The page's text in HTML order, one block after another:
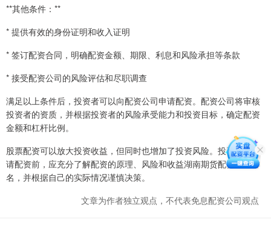
**其他条件：**
* 提供有效的身份证明和收入证明
* 签订配资合同，明确配资金额、期限、利息和风险承担等条款
* 接受配资公司的风险评估和尽职调查
满足以上条件后，投资者可以向配资公司申请配资。配资公司将审核
投资者的资质，并根据投资者的风险承受能力和投资目标，确定配资
金额和杠杆比例。
股票配资可以放大投资收益，但同时也增加了投资风险。投资者在申
请配资前，应充分了解配资的原理、风险和收益湖南期货配资公司排
名，并根据自己的实际情况谨慎决策。
文章为作者独立观点，不代表免息配资公司观点